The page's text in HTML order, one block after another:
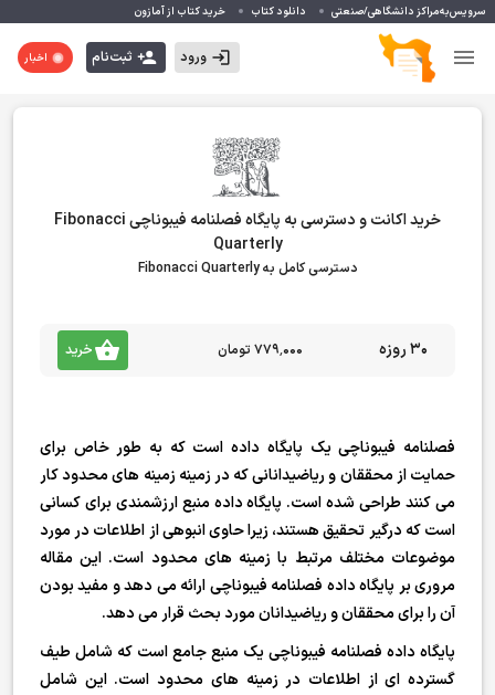
سرویس‌به‌مراکز دانشگاهی/صنعتی دانلود کتاب خرید کتاب از آمازون
ورود ثبت‌نام اخبار
خرید اکانت و دسترسی به پایگاه فصلنامه فیبوناچی Fibonacci
Quarterly
دسترسی کامل به Fibonacci Quarterly
30 روزه ۷۷۹٬۰۰۰ تومان خرید
فصلنامه فیبوناچی یک پایگاه داده است که به طور خاص برای
حمایت از محققان و ریاضیدانانی که در زمینه زمینه های محدود کار
می کنند طراحی شده است. پایگاه داده منبع ارزشمندی برای کسانی
است که درگیر تحقیق هستند، زیرا حاوی انبوهی از اطلاعات در مورد
موضوعات مختلف مرتبط با زمینه های محدود است. این مقاله
مروری بر پایگاه داده فصلنامه فیبوناچی ارائه می دهد و مفید بودن
آن را برای محققان و ریاضیدانان مورد بحث قرار می دهد.
پایگاه داده فصلنامه فیبوناچی یک منبع جامع است که شامل طیف
گسترده ای از اطلاعات در زمینه های محدود است. این شامل